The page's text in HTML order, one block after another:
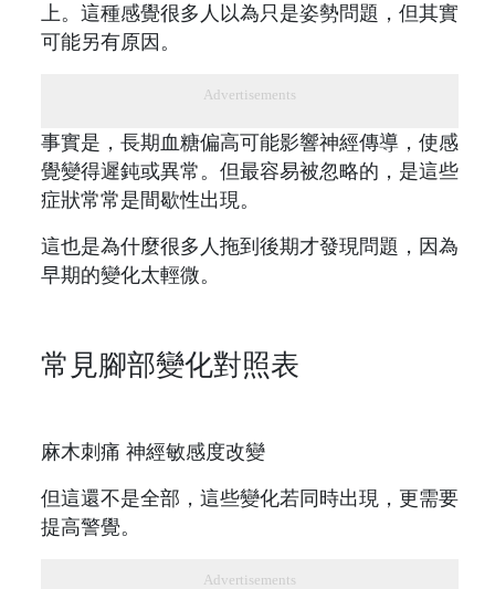
上。這種感覺很多人以為只是姿勢問題，但其實
可能另有原因。
Advertisements
事實是，長期血糖偏高可能影響神經傳導，使感
覺變得遲鈍或異常。但最容易被忽略的，是這些
症狀常常是間歇性出現。
這也是為什麼很多人拖到後期才發現問題，因為
早期的變化太輕微。
常見腳部變化對照表
麻木刺痛 神經敏感度改變
但這還不是全部，這些變化若同時出現，更需要
提高警覺。
Advertisements